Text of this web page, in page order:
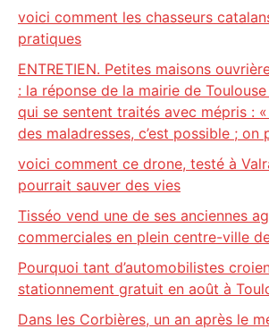
voici comment les chasseurs
pratiques
ENTRETIEN. Petites maisons
: la réponse de la mairie de
qui se sentent traités avec mépris : «
des maladresses, c’est possible ; on
voici comment ce drone, testé à
pourrait sauver des vies
Tisséo vend une de ses anciennes
commerciales en plein centre-ville
Pourquoi tant d’automobilistes
stationnement gratuit en août à
Dans les Corbières, un an après le